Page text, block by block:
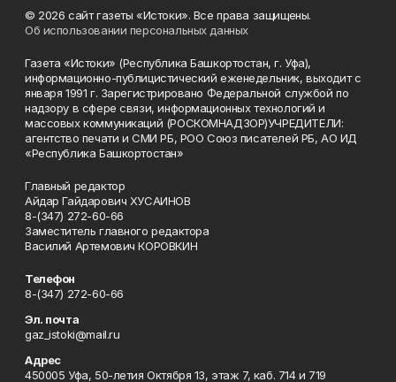
© 2026 сайт газеты «Истоки». Все права защищены.
Об использовании персональных данных
Газета «Истоки» (Республика Башкортостан, г. Уфа),
информационно-публицистический еженедельник, выходит с
января 1991 г. Зарегистрировано Федеральной службой по
надзору в сфере связи, информационных технологий и
массовых коммуникаций (РОСКОМНАДЗОР)УЧРЕДИТЕЛИ:
агентство печати и СМИ РБ, РОО Союз писателей РБ, АО ИД
«Республика Башкортостан»
Главный редактор
Айдар Гайдарович ХУСАИНОВ
8-(347) 272-60-66
Заместитель главного редактора
Василий Артемович КОРОВКИН
Телефон
8-(347) 272-60-66
Эл. почта
gaz_istoki@mail.ru
Адрес
450005 Уфа, 50-летия Октября 13, этаж 7, каб. 714 и 719